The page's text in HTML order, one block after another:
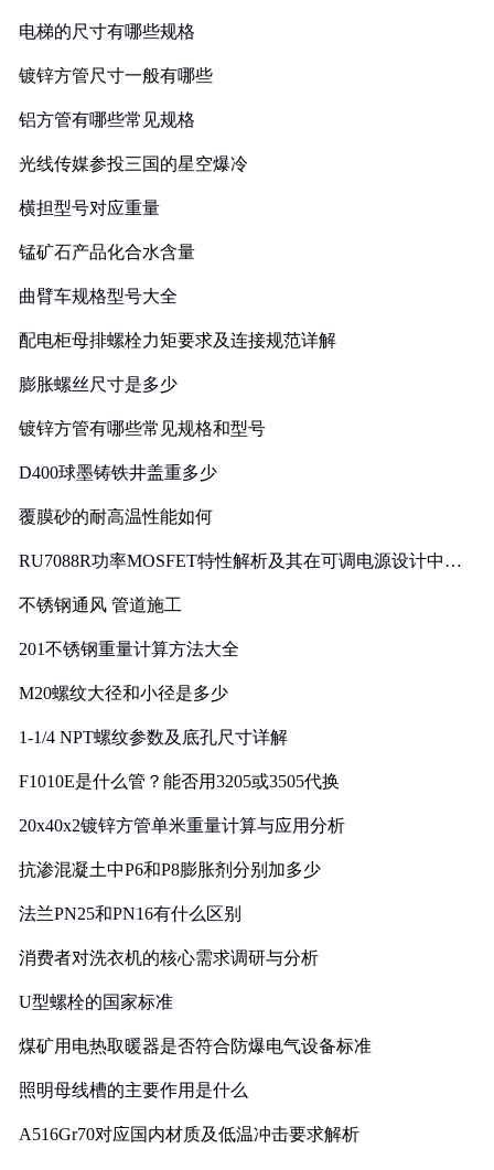
电梯的尺寸有哪些规格
镀锌方管尺寸一般有哪些
铝方管有哪些常见规格
光线传媒参投三国的星空爆冷
横担型号对应重量
锰矿石产品化合水含量
曲臂车规格型号大全
配电柜母排螺栓力矩要求及连接规范详解
膨胀螺丝尺寸是多少
镀锌方管有哪些常见规格和型号
D400球墨铸铁井盖重多少
覆膜砂的耐高温性能如何
RU7088R功率MOSFET特性解析及其在可调电源设计中的
不锈钢通风 管道施工
201不锈钢重量计算方法大全
M20螺纹大径和小径是多少
1-1/4 NPT螺纹参数及底孔尺寸详解
F1010E是什么管？能否用3205或3505代换
20x40x2镀锌方管单米重量计算与应用分析
抗渗混凝土中P6和P8膨胀剂分别加多少
法兰PN25和PN16有什么区别
消费者对洗衣机的核心需求调研与分析
U型螺栓的国家标准
煤矿用电热取暖器是否符合防爆电气设备标准
照明母线槽的主要作用是什么
A516Gr70对应国内材质及低温冲击要求解析